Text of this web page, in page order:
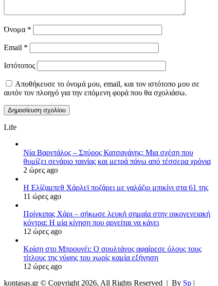
Όνομα *
Email *
Ιστότοπος
Αποθήκευσε το όνομά μου, email, και τον ιστότοπο μου σε
αυτόν τον πλοηγό για την επόμενη φορά που θα σχολιάσω.
Life
Νία Βαρντάλος – Σπύρος Κατσαγάνης: Μια σχέση που
θυμίζει σενάριο ταινίας και μετρά πάνω από τέσσερα χρόνια
2 ώρες ago
Η Ελίζαμπεθ Χάρλεϊ ποζάρει με γαλάζιο μπικίνι στα 61 της
11 ώρες ago
Πρίγκιπας Χάρι – σήκωσε λευκή σημαία στην οικογενειακή
κόντρα: Η μία κίνηση που αρνείται να κάνει
12 ώρες ago
Κρίση στο Μπρουνέι: Ο σουλτάνος αφαίρεσε όλους τους
τίτλους της νύφης του χωρίς καμία εξήγηση
12 ώρες ago
kontasas.gr © Copyright 2026, All Rights Reserved | By Sp |